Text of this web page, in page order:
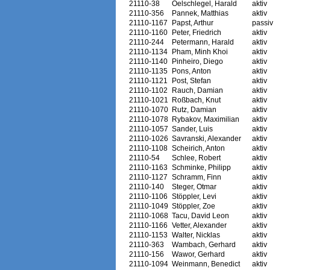
21110-38 Oelschlegel, Harald
aktiv
21110-356
Pannek, Matthias
aktiv
21110-1167
Papst, Arthur
passiv
21110-1160 Peter, Friedrich
aktiv
21110-244
Petermann, Harald
aktiv
21110-1134 Pham, Minh Khoi
aktiv
21110-1140 Pinheiro, Diego
aktiv
21110-1135 Pons, Anton
aktiv
21110-1121
Post, Stefan
aktiv
21110-1102
Rauch, Damian
aktiv
21110-1021
Roßbach, Knut
aktiv
21110-1070 Rutz, Damian
aktiv
21110-1078 Rybakov, Maximilian
aktiv
21110-1057 Sander, Luis
aktiv
21110-1026 Savranski, Alexander
aktiv
21110-1108 Scheirich, Anton
aktiv
21110-54
Schlee, Robert
aktiv
21110-1163 Schminke, Philipp
aktiv
21110-1127 Schramm, Finn
aktiv
21110-140
Steger, Otmar
aktiv
21110-1106 Stöppler, Levi
aktiv
21110-1049 Stöppler, Zoe
aktiv
21110-1068 Tacu, David Leon
aktiv
21110-1166 Vetter, Alexander
aktiv
21110-1153 Walter, Nicklas
aktiv
21110-363
Wambach, Gerhard
aktiv
21110-156
Wawor, Gerhard
aktiv
21110-1094 Weinmann, Benedict
aktiv